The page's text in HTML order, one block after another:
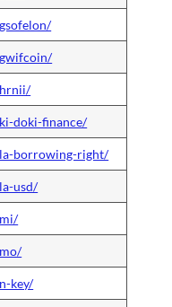
doki-finance/
borrowing-right/
usd/
key/